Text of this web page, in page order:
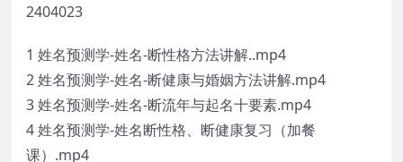
2404023
1 姓名预测学-姓名-断性格方法讲解..mp4
2 姓名预测学-姓名-断健康与婚姻方法讲解.mp4
3 姓名预测学-姓名-断流年与起名十要素.mp4
4 姓名预测学-姓名断性格、断健康复习（加餐
课）.mp4